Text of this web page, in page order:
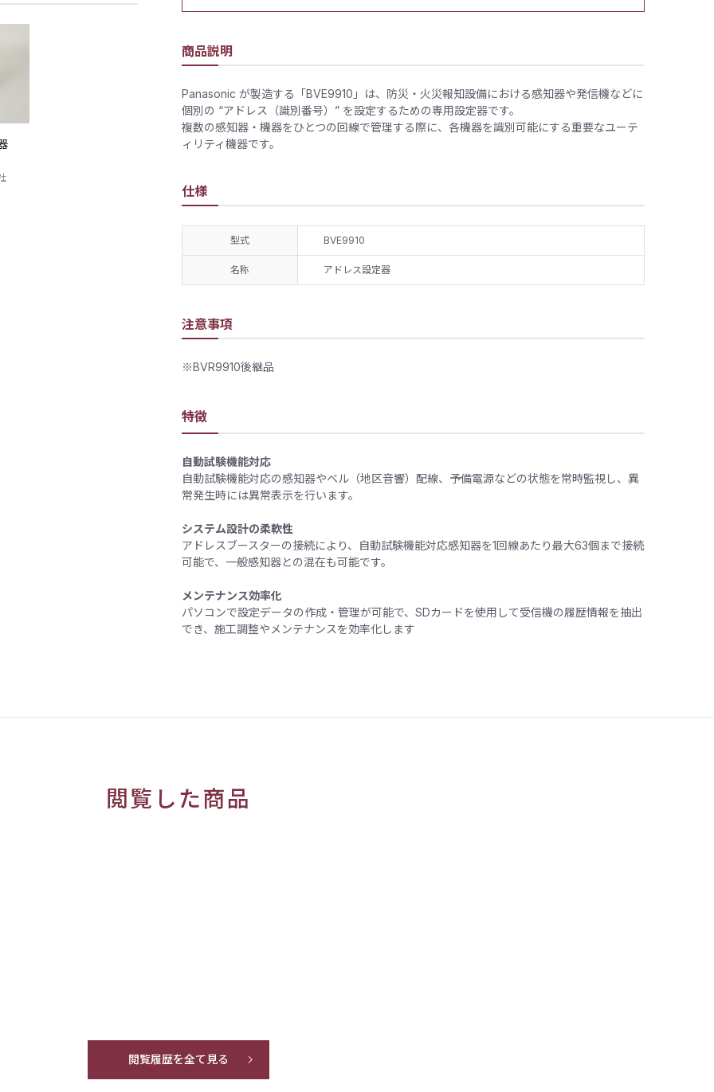
商品説明
Panasonic が製造する「BVE9910」は、防災・火災報知設備における感知器や発信機などに
個別の “アドレス（識別番号）” を設定するための専用設定器です。
複数の感知器・機器をひとつの回線で管理する際に、各機器を識別可能にする重要なユーテ
ィリティ機器です。
仕様
型式 BVE9910
名称 アドレス設定器
注意事項
※BVR9910後継品
特徴
自動試験機能対応
自動試験機能対応の感知器やベル（地区音響）配線、予備電源などの状態を常時監視し、異
常発生時には異常表示を行います。
システム設計の柔軟性
アドレスブースターの接続により、自動試験機能対応感知器を1回線あたり最大63個まで接続
可能で、一般感知器との混在も可能です。
メンテナンス効率化
パソコンで設定データの作成・管理が可能で、SDカードを使用して受信機の履歴情報を抽出
でき、施工調整やメンテナンスを効率化します
閲覧した商品
閲覧履歴を全て見る